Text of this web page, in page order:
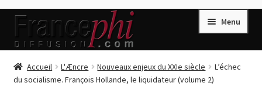
Aller
la
Aller
contenu
Menu
Accueil
Accueil
Accueil L'Æncre Nouveaux enjeux du XXIe siècle
L’échec
du socialisme. François Hollande, le liquidateur (volume 2)